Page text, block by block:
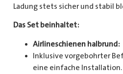
Ladung stets sicher und stabil
Das Set beinhaltet:
Airlineschienen halbrund:
Inklusive vorgebohrter
eine einfache Installation.